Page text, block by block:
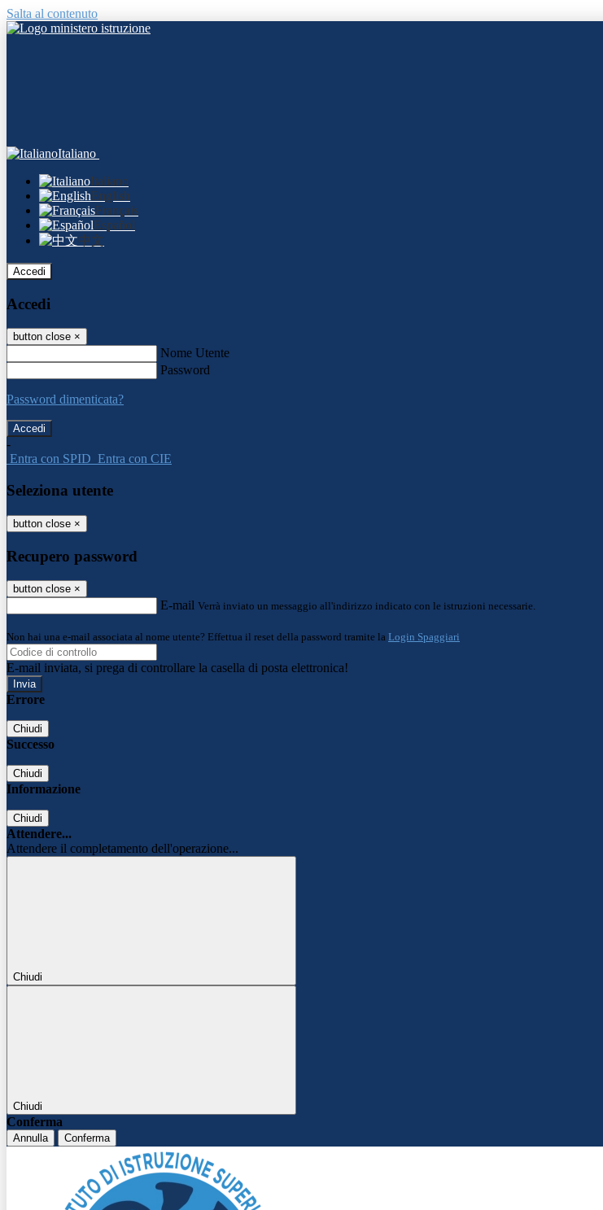
Salta al contenuto
Italiano
Italiano
English
Français
Español
中文
Accedi
Accedi
button close ×
Nome Utente
Password
Password dimenticata?
-
Entra con SPID Entra con CIE
Seleziona utente
button close ×
Recupero password
button close ×
E-mail Verrà inviato un messaggio all'indirizzo indicato con le istruzioni necessarie.
Non hai una e-mail associata al nome utente? Effettua il reset della password tramite la Login Spaggiari
E-mail inviata, si prega di controllare la casella di posta elettronica!
Errore
Chiudi
Successo
Chiudi
Informazione
Chiudi
Attendere...
Attendere il completamento dell'operazione...
Chiudi
Chiudi
Conferma
Annulla Conferma